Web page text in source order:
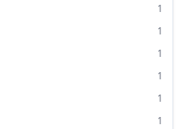
1
1
1
1
1
1